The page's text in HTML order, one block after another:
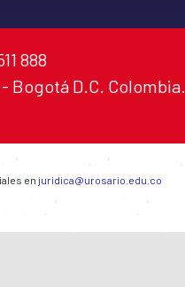
888
Bogotá D.C. Colombia.
en juridica@urosario.edu.co